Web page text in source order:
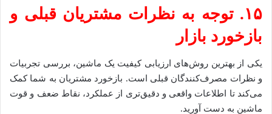
۱۵. توجه به نظرات مشتریان قبلی و
بازخورد بازار
یکی از بهترین روش‌های ارزیابی کیفیت یک ماشین، بررسی تجربیات
و نظرات مصرف‌کنندگان قبلی است. بازخورد مشتریان به شما کمک
می‌کند تا اطلاعات واقعی و دقیق‌تری از عملکرد، نقاط ضعف و قوت
ماشین به دست آورید.